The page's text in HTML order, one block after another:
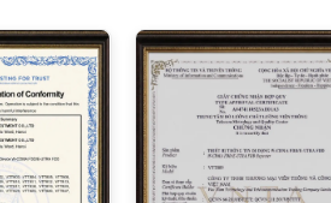
XEM CHI TIẾT